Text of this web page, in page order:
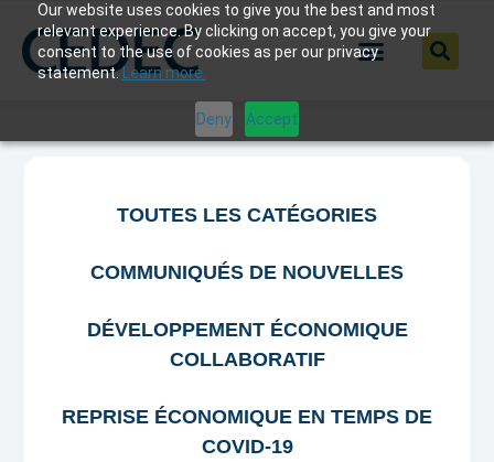
Our website uses cookies to give you the best and most
relevant experience. By clicking on accept, you give your
consent to the use of cookies as per our privacy
statement.Learn more.
Deny Accept
TOUTES LES CATÉGORIES
COMMUNIQUÉS DE NOUVELLES
DÉVELOPPEMENT ÉCONOMIQUE
COLLABORATIF
REPRISE ÉCONOMIQUE EN TEMPS DE
COVID-19